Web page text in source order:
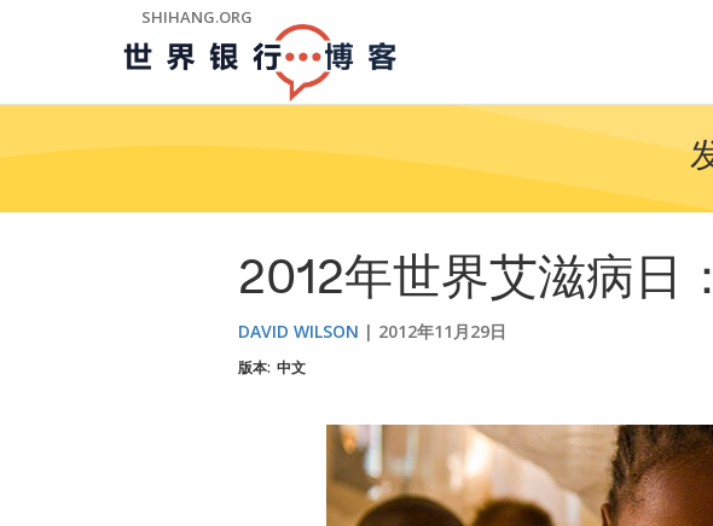
SHIHANG.ORG
2012年世界艾滋病日
DAVID WILSON 2012年11月29日
版本: 中文